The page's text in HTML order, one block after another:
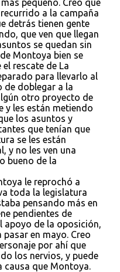
pequeño. Creo que
a la campaña
detrás tienen gente
que ven que llegan
se quedan sin
Montoya bien se
rescate de La
para llevarlo al
de doblegar a la
otro proyecto de
y les están metiendo
los asuntos y
que tenían que
se les están
y no les ven una
bueno de la
le reprochó a
toda la legislatura
pensando más en
pendientes de
apoyo de la oposición,
en mayo. Creo
por ahí que
los nervios, y puede
causa que Montoya.